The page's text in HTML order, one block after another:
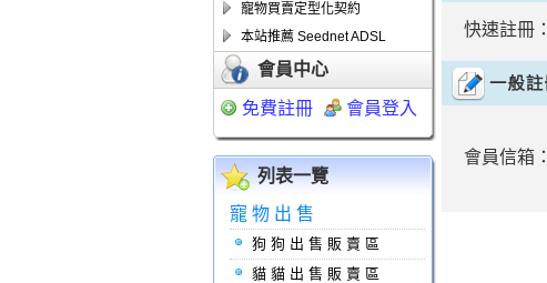
寵物買賣定型化契約
本站推薦 Seednet ADSL
會員中心
免費註冊 會員登入
列表一覽
寵物出售
狗狗出售販賣區
貓貓出售販賣區
快速註冊：
會員信箱：